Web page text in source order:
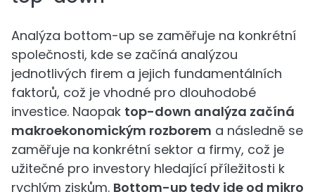
Analýza bottom-up se zaměřuje na konkrétní
společnosti, kde se začíná analýzou
jednotlivých firem a jejich fundamentálních
faktorů, což je vhodné pro dlouhodobé
investice. Naopak top-down analýza začíná
makroekonomickým rozborem a následně se
zaměřuje na konkrétní sektor a firmy, což je
užitečné pro investory hledající příležitosti k
rychlým ziskům. Bottom-up tedy jde od mikro